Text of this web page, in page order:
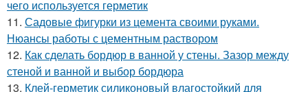
чего используется герметик
11. Садовые фигурки из цемента своими руками.
Нюансы работы с цементным раствором
12. Как сделать бордюр в ванной у стены. Зазор между
стеной и ванной и выбор бордюра
13. Клей-герметик силиконовый влагостойкий для